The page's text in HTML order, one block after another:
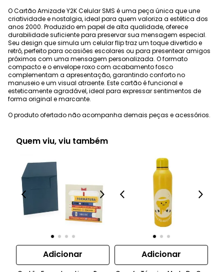
O Cartão Amizade Y2K Celular SMS é uma peça única que une
criatividade e nostalgia, ideal para quem valoriza a estética dos
anos 2000. Produzido em papel de alta qualidade, oferece
durabilidade suficiente para preservar sua mensagem especial.
Seu design que simula um celular flip traz um toque divertido e
retrô, perfeito para ocasiões escolares ou para presentear amigos
próximos com uma mensagem personalizada. O formato
compacto e o envelope roxo com acabamento fosco
complementam a apresentação, garantindo conforto no
manuseio e um visual atraente. Este cartão é funcional e
esteticamente agradável, ideal para expressar sentimentos de
forma original e marcante.
O produto ofertado não acompanha demais peças e acessórios.
Quem viu, viu também
Adicionar Adicionar